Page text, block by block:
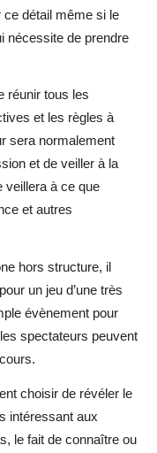
détail même si le
nécessite de prendre
réunir tous les
et les règles à
sera normalement
et de veiller à la
veillera à ce que
et autres
hors structure, il
un jeu d’une très
évènement pour
spectateurs peuvent
choisir de révéler le
intéressant aux
le fait de connaître ou